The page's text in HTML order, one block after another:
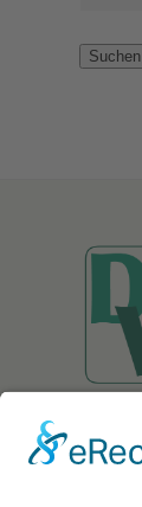
Suchen